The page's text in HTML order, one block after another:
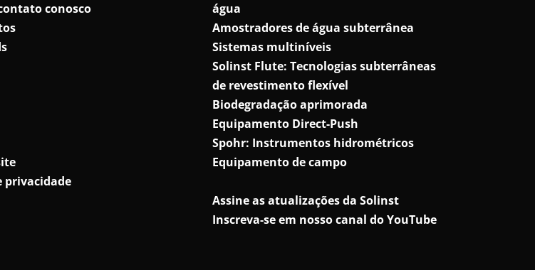
conosco
privacidade
água
Amostradores de água subterrânea
Sistemas multiníveis
Solinst Flute: Tecnologias subterrâneas
de revestimento flexível
Biodegradação aprimorada
Equipamento Direct-Push
Spohr: Instrumentos hidrométricos
Equipamento de campo
Assine as atualizações da Solinst
Inscreva-se em nosso canal do YouTube